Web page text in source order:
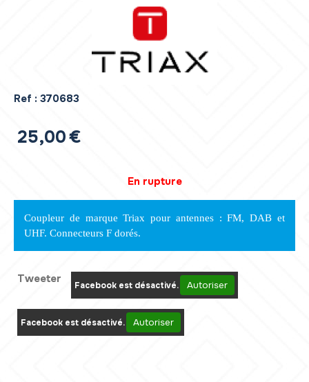
Ref : 370683
25,00€
En rupture
Coupleur de marque Triax pour antennes : FM, DAB et
UHF. Connecteurs F dorés.
Tweeter Facebook est désactivé. Autoriser
Facebook est désactivé. Autoriser